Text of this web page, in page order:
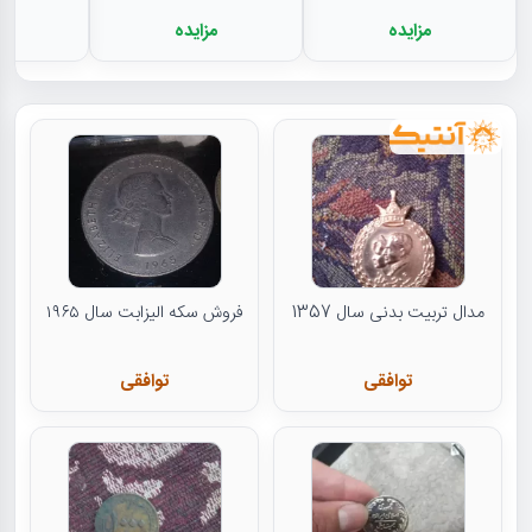
مزایده مزایده
مدال تربیت بدنی سال 1357
توافقی
فروش سکه الیزابت سال ۱۹۶۵
توافقی